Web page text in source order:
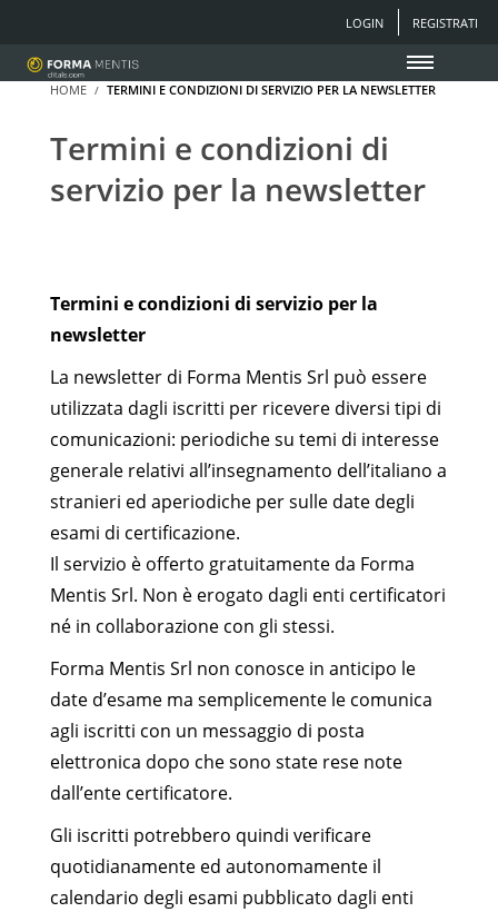
LOGIN REGISTRATI
HOME TERMINI E CONDIZIONI DI SERVIZIO PER LA NEWSLETTER
Termini e condizioni di
servizio per la newsletter
Termini e condizioni di servizio per la
newsletter
La newsletter di Forma Mentis Srl può essere
utilizzata dagli iscritti per ricevere diversi tipi di
comunicazioni: periodiche su temi di interesse
generale relativi all’insegnamento dell’italiano a
stranieri ed aperiodiche per sulle date degli
esami di certificazione.
Il servizio è offerto gratuitamente da Forma
Mentis Srl. Non è erogato dagli enti certificatori
né in collaborazione con gli stessi.
Forma Mentis Srl non conosce in anticipo le
date d’esame ma semplicemente le comunica
agli iscritti con un messaggio di posta
elettronica dopo che sono state rese note
dall’ente certificatore.
Gli iscritti potrebbero quindi verificare
quotidianamente ed autonomamente il
calendario degli esami pubblicato dagli enti